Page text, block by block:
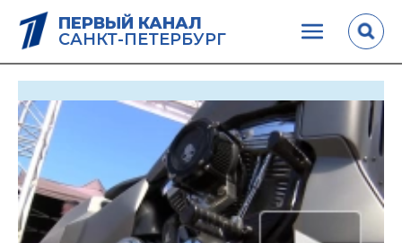
ПЕРВЫЙ КАНАЛ
САНКТ-ПЕТЕРБУРГ